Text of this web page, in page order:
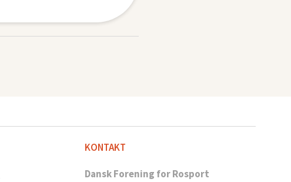
KONTAKT
Dansk Forening for Rosport